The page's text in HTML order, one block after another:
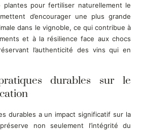
plantes pour fertiliser naturellement le
d’encourager une plus grande
dans le vignoble, ce qui contribue à
et à la résilience face aux chocs
l’authenticité des vins qui en
durables sur le
durables a un impact significatif sur la
non seulement l’intégrité du